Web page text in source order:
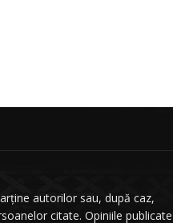
autorilor sau, după caz,
citate. Opiniile publicate